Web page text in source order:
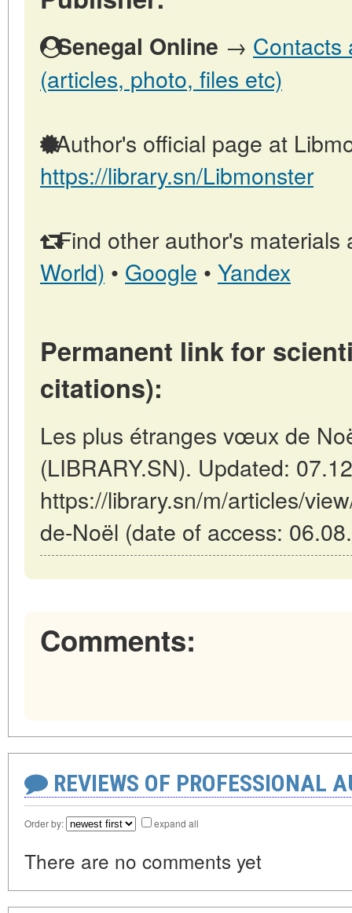
Senegal Online → Contacts
(articles, photo, files etc)
Author's official page at
https://library.sn/Libmonster
Find other author's materials
World) • Google • Yandex
Permanent link for
citations):
Les plus étranges vœux de
(LIBRARY.SN). Updated:
https://library.sn/m/articles/
de-Noël (date of access:
Comments:
REVIEWS OF PROFESSIONAL
Order by: expand all
There are no comments yet